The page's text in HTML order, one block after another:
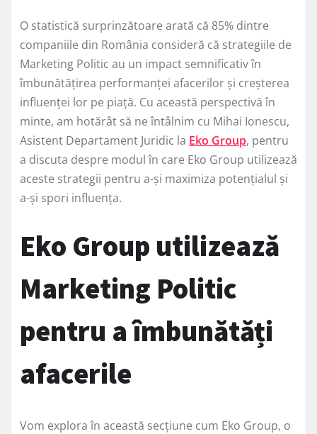
O statistică surprinzătoare arată că 85% dintre
companiile din România consideră că strategiile de
Marketing Politic au un impact semnificativ în
îmbunătățirea performanței afacerilor și creșterea
influenței lor pe piață. Cu această perspectivă în
minte, am hotărât să ne întâlnim cu Mihai Ionescu,
Asistent Departament Juridic la Eko Group, pentru
a discuta despre modul în care Eko Group utilizează
aceste strategii pentru a-și maximiza potențialul și
a-și spori influența.
Eko Group utilizează
Marketing Politic
pentru a îmbunătăți
afacerile
Vom explora în această secțiune cum Eko Group, o